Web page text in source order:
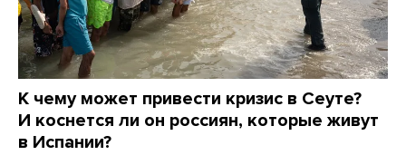
К чему может привести кризис в Сеуте?
И коснется ли он россиян, которые живут
в Испании?